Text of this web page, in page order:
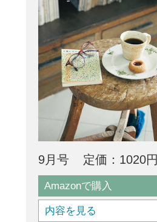
9月号 定価：1020円
Amazonで購入
内容を見る